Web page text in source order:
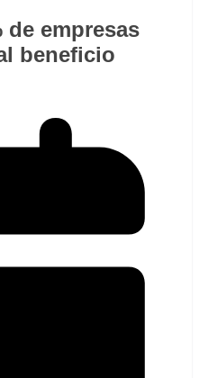
de empresas
beneficio